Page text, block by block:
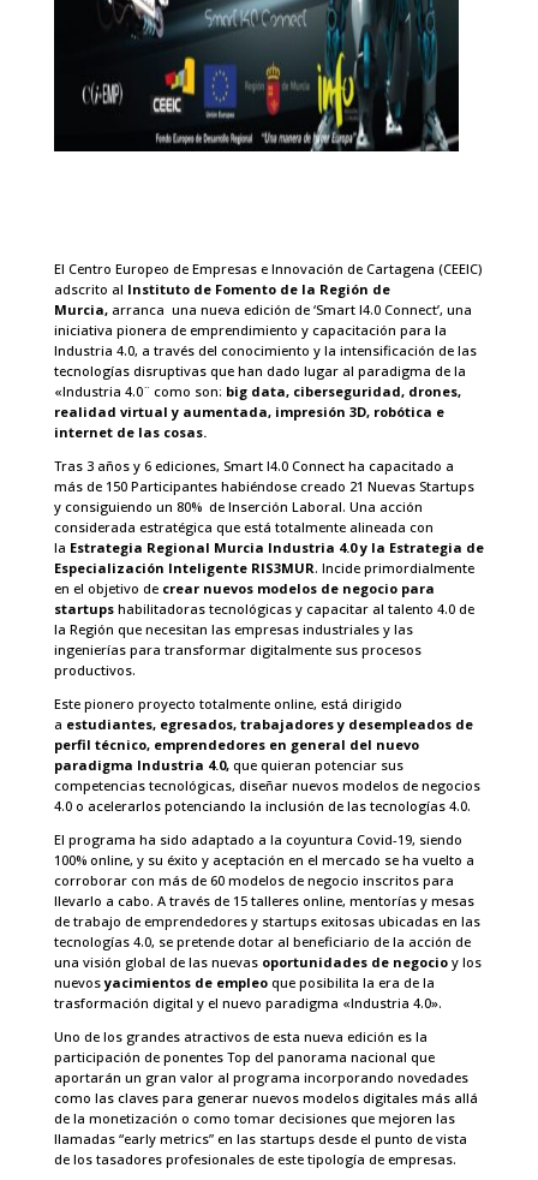
El Centro Europeo de Empresas e Innovación de Cartagena (CEEIC)
adscrito al Instituto de Fomento de la Región de
Murcia, arranca una nueva edición de ‘Smart I4.0 Connect’, una
iniciativa pionera de emprendimiento y capacitación para la
Industria 4.0, a través del conocimiento y la intensificación de las
tecnologías disruptivas que han dado lugar al paradigma de la
«Industria 4.0¨ como son: big data, ciberseguridad, drones,
realidad virtual y aumentada, impresión 3D, robótica e
internet de las cosas.
Tras 3 años y 6 ediciones, Smart I4.0 Connect ha capacitado a
más de 150 Participantes habiéndose creado 21 Nuevas Startups
y consiguiendo un 80% de Inserción Laboral. Una acción
considerada estratégica que está totalmente alineada con
la Estrategia Regional Murcia Industria 4.0 y la Estrategia de
Especialización Inteligente RIS3MUR. Incide primordialmente
en el objetivo de crear nuevos modelos de negocio para
startups habilitadoras tecnológicas y capacitar al talento 4.0 de
la Región que necesitan las empresas industriales y las
ingenierías para transformar digitalmente sus procesos
productivos.
Este pionero proyecto totalmente online, está dirigido
a estudiantes, egresados, trabajadores y desempleados de
perfil técnico, emprendedores en general del nuevo
paradigma Industria 4.0, que quieran potenciar sus
competencias tecnológicas, diseñar nuevos modelos de negocios
4.0 o acelerarlos potenciando la inclusión de las tecnologías 4.0.
El programa ha sido adaptado a la coyuntura Covid-19, siendo
100% online, y su éxito y aceptación en el mercado se ha vuelto a
corroborar con más de 60 modelos de negocio inscritos para
llevarlo a cabo. A través de 15 talleres online, mentorías y mesas
de trabajo de emprendedores y startups exitosas ubicadas en las
tecnologías 4.0, se pretende dotar al beneficiario de la acción de
una visión global de las nuevas oportunidades de negocio y los
nuevos yacimientos de empleo que posibilita la era de la
trasformación digital y el nuevo paradigma «Industria 4.0».
Uno de los grandes atractivos de esta nueva edición es la
participación de ponentes Top del panorama nacional que
aportarán un gran valor al programa incorporando novedades
como las claves para generar nuevos modelos digitales más allá
de la monetización o como tomar decisiones que mejoren las
llamadas “early metrics” en las startups desde el punto de vista
de los tasadores profesionales de este tipología de empresas.